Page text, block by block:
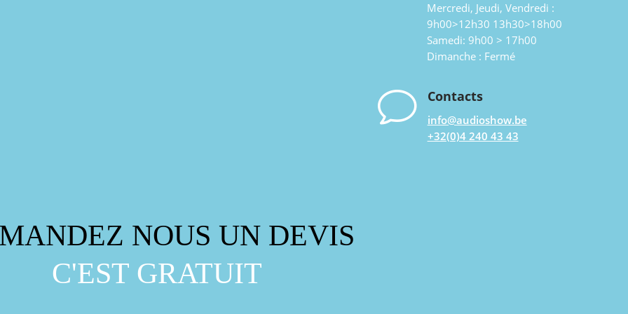
Mercredi, Jeudi, Vendredi :
9h00>12h30 13h30>18h00
Samedi: 9h00 > 17h00
Dimanche : Fermé
v Contacts
info@audioshow.be
+32(0)4 240 43 43
NOUS UN DEVIS
C'EST GRATUIT